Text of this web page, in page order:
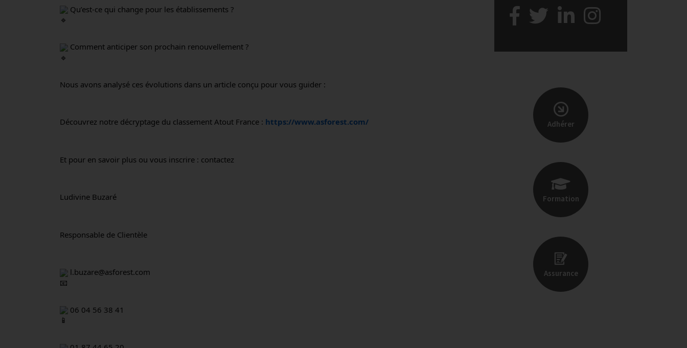
Qu’est-ce qui change pour les établissements ?
Comment anticiper son prochain renouvellement ?
Nous avons analysé ces évolutions dans un article conçu pour vous guider :
Découvrez notre décryptage du classement Atout France : https://www.asforest.com/
Et pour en savoir plus ou vous inscrire : contactez
Ludivine Buzaré
Responsable de Clientèle
l.buzare@asforest.com
06 04 56 38 41
Adhérer
Formation
Assurance